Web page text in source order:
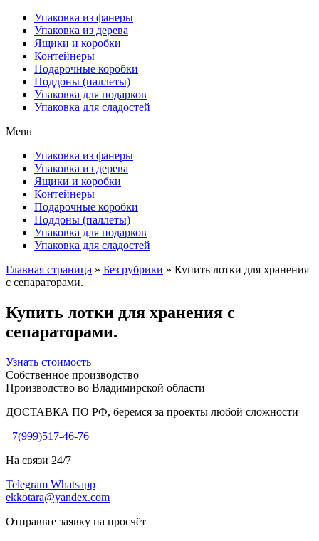
Упаковка из фанеры
Упаковка из дерева
Ящики и коробки
Контейнеры
Подарочные коробки
Поддоны (паллеты)
Упаковка для подарков
Упаковка для сладостей
Menu
Упаковка из фанеры
Упаковка из дерева
Ящики и коробки
Контейнеры
Подарочные коробки
Поддоны (паллеты)
Упаковка для подарков
Упаковка для сладостей
Главная страница » Без рубрики » Купить лотки для хранения
с сепараторами.
Купить лотки для хранения с
сепараторами.
Узнать стоимость
Собственное производство
Производство во Владимирской области
ДОСТАВКА ПО РФ, беремся за проекты любой сложности
+7(999)517-46-76
На связи 24/7
Telegram Whatsapp
ekkotara@yandex.com
Отправьте заявку на просчёт